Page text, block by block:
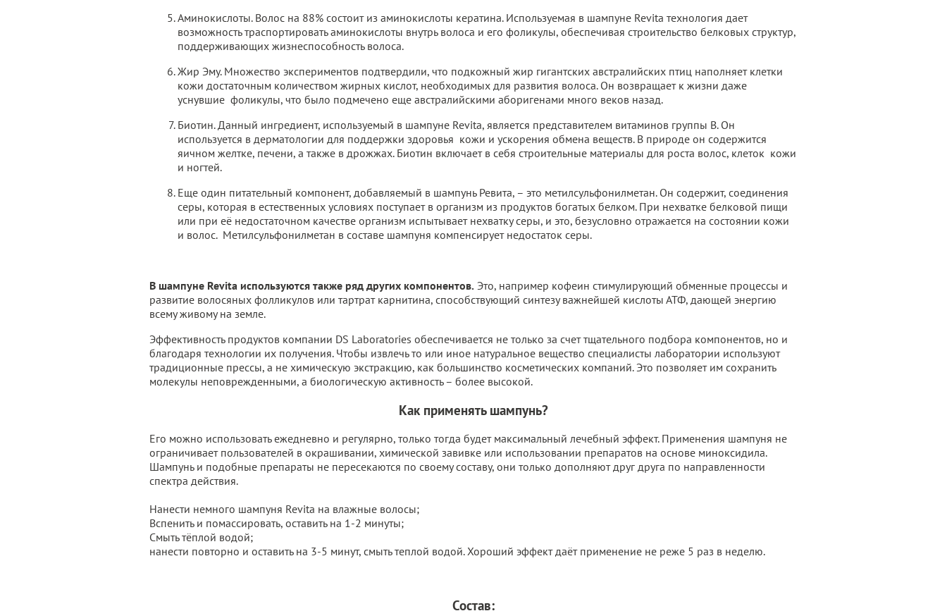
Аминокислоты. Волос на 88% состоит из аминокислоты кератина. Используемая в шампуне Revita технология дает
возможность траспортировать аминокислоты внутрь волоса и его фоликулы, обеспечивая строительство белковых структур,
поддерживающих жизнеспособность волоса.
Жир Эму. Множество экспериментов подтвердили, что подкожный жир гигантских австралийских птиц наполняет клетки
кожи достаточным количеством жирных кислот, необходимых для развития волоса. Он возвращает к жизни даже
уснувшие фоликулы, что было подмечено еще австралийскими аборигенами много веков назад.
Биотин. Данный ингредиент, используемый в шампуне Revita, является представителем витаминов группы B. Он
используется в дерматологии для поддержки здоровья кожи и ускорения обмена веществ. В природе он содержится
яичном желтке, печени, а также в дрожжах. Биотин включает в себя строительные материалы для роста волос, клеток кожи
и ногтей.
Еще один питательный компонент, добавляемый в шампунь Ревита, – это метилсульфонилметан. Он содержит, соединения
серы, которая в естественных условиях поступает в организм из продуктов богатых белком. При нехватке белковой пищи
или при её недостаточном качестве организм испытывает нехватку серы, и это, безусловно отражается на состоянии кожи
и волос. Метилсульфонилметан в составе шампуня компенсирует недостаток серы.
В шампуне Revita используются также ряд других компонентов. Это, например кофеин стимулирующий обменные процессы и
развитие волосяных фолликулов или тартрат карнитина, способствующий синтезу важнейшей кислоты АТФ, дающей энергию
всему живому на земле.
Эффективность продуктов компании DS Laboratories обеспечивается не только за счет тщательного подбора компонентов, но и
благодаря технологии их получения. Чтобы извлечь то или иное натуральное вещество специалисты лаборатории используют
традиционные прессы, а не химическую экстракцию, как большинство косметических компаний. Это позволяет им сохранить
молекулы неповрежденными, а биологическую активность – более высокой.
Как применять шампунь?
Его можно использовать ежедневно и регулярно, только тогда будет максимальный лечебный эффект. Применения шампуня не
ограничивает пользователей в окрашивании, химической завивке или использовании препаратов на основе миноксидила.
Шампунь и подобные препараты не пересекаются по своему составу, они только дополняют друг друга по направленности
спектра действия.
Нанести немного шампуня Revita на влажные волосы;
Вспенить и помассировать, оставить на 1-2 минуты;
Смыть тёплой водой;
нанести повторно и оставить на 3-5 минут, смыть теплой водой. Хороший эффект даёт применение не реже 5 раз в неделю.
Состав: